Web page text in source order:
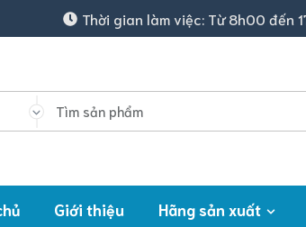
Thời gian làm việc: Từ 8h00 đến
Giới thiệu Hãng sản xuất